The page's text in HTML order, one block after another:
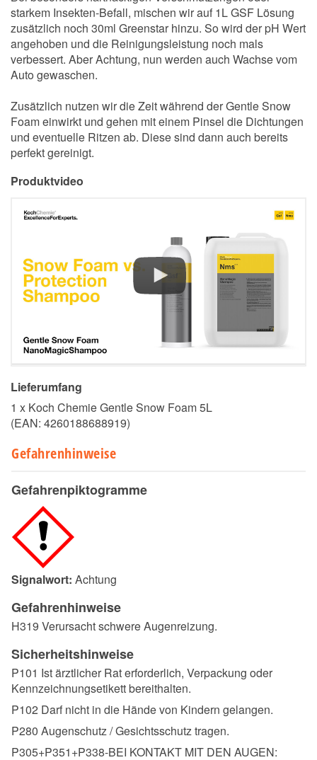
starkem Insekten-Befall, mischen wir auf 1L GSF Lösung
zusätzlich noch 30ml Greenstar hinzu. So wird der pH Wert
angehoben und die Reinigungsleistung noch mals
verbessert. Aber Achtung, nun werden auch Wachse vom
Auto gewaschen.
Zusätzlich nutzen wir die Zeit während der Gentle Snow
Foam einwirkt und gehen mit einem Pinsel die Dichtungen
und eventuelle Ritzen ab. Diese sind dann auch bereits
perfekt gereinigt.
Produktvideo
Lieferumfang
1 x Koch Chemie Gentle Snow Foam 5L
(EAN: 4260188688919)
Gefahrenhinweise
Gefahrenpiktogramme
Signalwort: Achtung
Gefahrenhinweise
H319 Verursacht schwere Augenreizung.
Sicherheitshinweise
P101 Ist ärztlicher Rat erforderlich, Verpackung oder
Kennzeichnungsetikett bereithalten.
P102 Darf nicht in die Hände von Kindern gelangen.
P280 Augenschutz / Gesichtsschutz tragen.
P305+P351+P338-BEI KONTAKT MIT DEN AUGEN: